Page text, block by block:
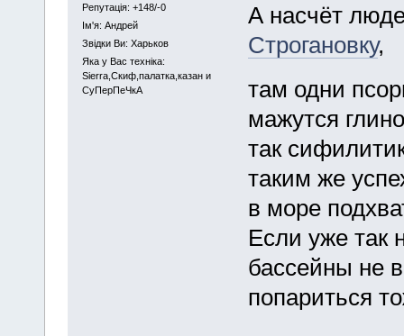
Репутація: +148/-0
Iм'я: Андрей
Звідки Ви: Харьков
Яка у Вас техніка:
Sierra,Скиф,палатка,казан и
СуПерПеЧкА
А насчёт
Строгановку,
там одни
мажутся
так
таким же
в море
Если уже так
бассейны не
попариться